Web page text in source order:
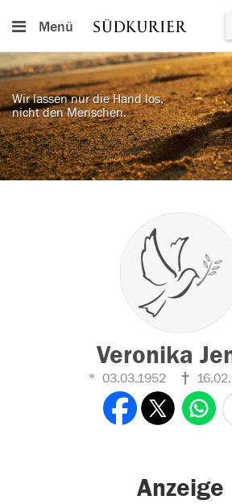
Menü
Wir lassen nur die Hand los,
nicht den Menschen.
Veronika
03.03.1952
Anzeige